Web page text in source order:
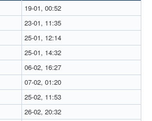
19-01, 00:52
23-01, 11:35
25-01, 12:14
25-01, 14:32
06-02, 16:27
07-02, 01:20
25-02, 11:53
26-02, 20:32